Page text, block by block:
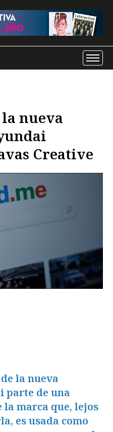
nueva
Creative
la nueva
parte de una
marca que, lejos
es usada como